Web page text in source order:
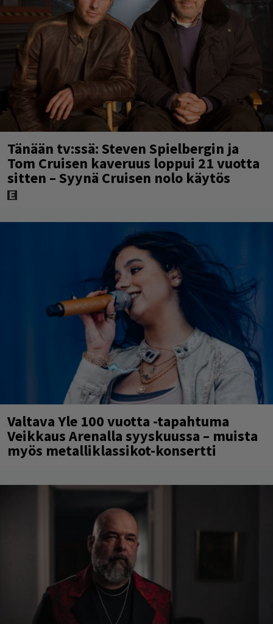
Tänään tv:ssä: Steven Spielbergin ja
Tom Cruisen kaveruus loppui 21 vuotta
sitten – Syynä Cruisen nolo käytös
Valtava Yle 100 vuotta -tapahtuma
Veikkaus Arenalla syyskuussa – muista
myös metalliklassikot-konsertti